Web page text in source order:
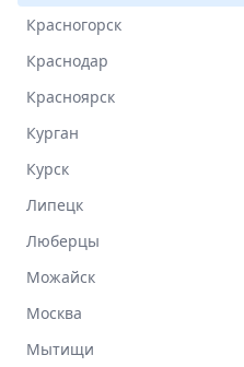
Красногорск
Краснодар
Красноярск
Курган
Курск
Липецк
Люберцы
Можайск
Москва
Мытищи